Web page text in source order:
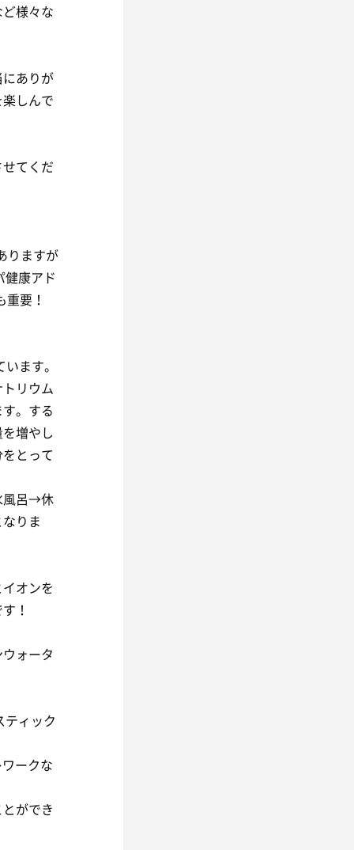
様々な
ありが
しんで
てくだ
りますが
康アド
要！
ます。
リウム
。する
増やし
とって
風呂→休
りま
オンを
！
ォータ
ィック
ークな
ができ